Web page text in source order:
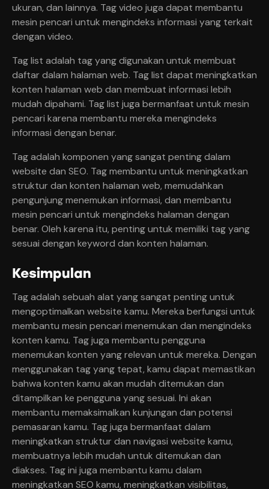
ukuran, dan lainnya. Tag video juga dapat membantu
mesin pencari untuk mengindeks informasi yang terkait
dengan video.
Tag list adalah tag yang digunakan untuk membuat
daftar dalam halaman web. Tag list dapat meningkatkan
konten halaman web dan membuat informasi lebih
mudah dipahami. Tag list juga bermanfaat untuk mesin
pencari karena membantu mereka mengindeks
informasi dengan benar.
Tag adalah komponen yang sangat penting dalam
website dan SEO. Tag membantu untuk meningkatkan
struktur dan konten halaman web, memudahkan
pengunjung menemukan informasi, dan membantu
mesin pencari untuk mengindeks halaman dengan
benar. Oleh karena itu, penting untuk memiliki tag yang
sesuai dengan keyword dan konten halaman.
Kesimpulan
Tag adalah sebuah alat yang sangat penting untuk
mengoptimalkan website kamu. Mereka berfungsi untuk
membantu mesin pencari menemukan dan mengindeks
konten kamu. Tag juga membantu pengguna
menemukan konten yang relevan untuk mereka. Dengan
menggunakan tag yang tepat, kamu dapat memastikan
bahwa konten kamu akan mudah ditemukan dan
ditampilkan ke pengguna yang sesuai. Ini akan
membantu memaksimalkan kunjungan dan potensi
pemasaran kamu. Tag juga bermanfaat dalam
meningkatkan struktur dan navigasi website kamu,
membuatnya lebih mudah untuk ditemukan dan
diakses. Tag ini juga membantu kamu dalam
meningkatkan SEO kamu, meningkatkan visibilitas,